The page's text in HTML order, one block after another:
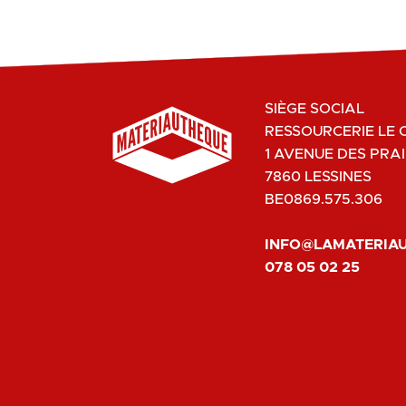
SIÈGE SOCIAL
RESSOURCERIE LE
1 AVENUE DES
7860 LESSINES
BE0869.575.306
078 05 02 25